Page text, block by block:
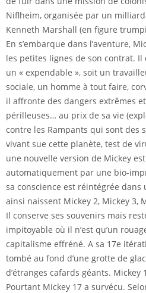
Niflheim, organisée par un
Kenneth Marshall (en figure
En s’embarque dans l’aventure,
les petites lignes de son contrat.
un « expendable », soit un
sociale, un homme à tout faire,
il affronte des dangers extrêmes
périlleuses… au prix de sa vie
contre les Rampants qui sont des
vivant sue cette planète, test de
une nouvelle version de Mickey
automatiquement par une bio-
sa conscience est réintégrée dans
ainsi naissent Mickey 2, Mickey 3,
Il conserve ses souvenirs mais
impitoyable où il n’est qu’un
capitalisme effréné. A sa 17e
tombé au fond d’une grotte de
d’étranges cafards géants. Mickey
Pourtant Mickey 17 a survécu.